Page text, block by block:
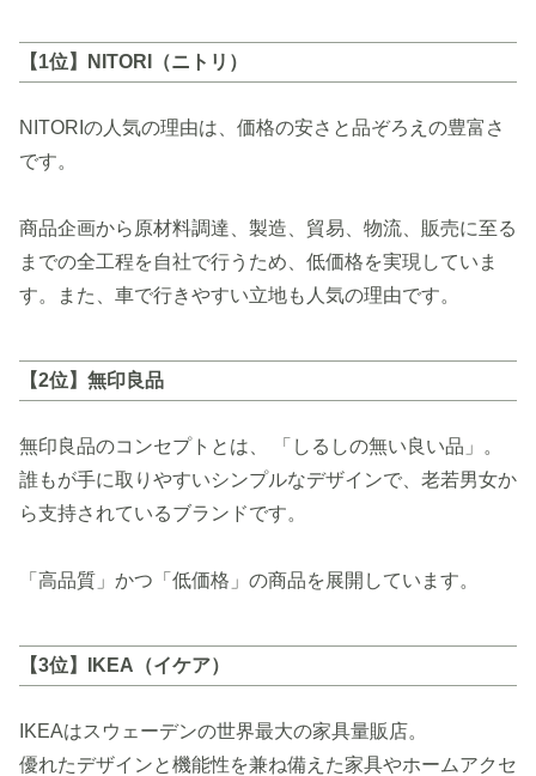
【1位】NITORI（ニトリ）
NITORIの人気の理由は、価格の安さと品ぞろえの豊富さ
です。
商品企画から原材料調達、製造、貿易、物流、販売に至る
までの全工程を自社で行うため、低価格を実現していま
す。また、車で行きやすい立地も人気の理由です。
【2位】無印良品
無印良品のコンセプトとは、 「しるしの無い良い品」。
誰もが手に取りやすいシンプルなデザインで、老若男女か
ら支持されているブランドです。
「高品質」かつ「低価格」の商品を展開しています。
【3位】IKEA（イケア）
IKEAはスウェーデンの世界最大の家具量販店。
優れたデザインと機能性を兼ね備えた家具やホームアクセ